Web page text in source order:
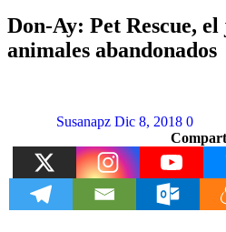
Don-Ay: Pet Rescue,
animales abandonados
Susanapz Dic 8, 2018 0